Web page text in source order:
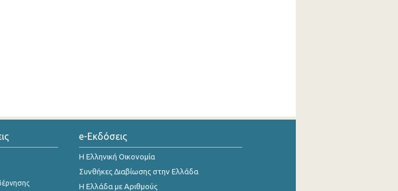
e-Εκδόσεις
Η Ελληνική Οικονομία
Συνθήκες Διαβίωσης στην Ελλάδα
Η Ελλάδα με Αριθμούς